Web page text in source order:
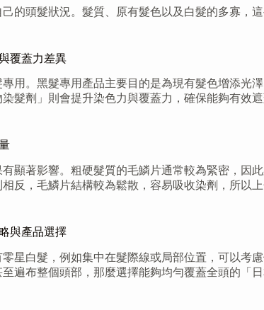
的頭髮狀況。髮質、原有髮色以及白髮的多寡
覆蓋力差異
用。黑髮專用產品主要目的是為現有髮色增添
髮劑」則會提升染色力與覆蓋力，確保能夠有
顯著影響。粗硬髮質的毛鱗片通常較為緊密，
反，毛鱗片結構較為鬆散，容易吸收染劑，所以
與產品選擇
星白髮，例如集中在髮際線或局部位置，可以
遍布整個頭部，那麼選擇能夠均勻覆蓋全頭的